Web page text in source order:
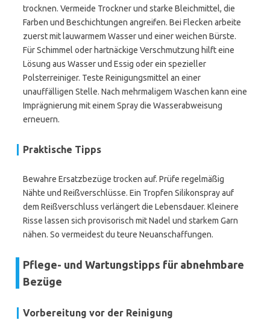
trocknen. Vermeide Trockner und starke Bleichmittel, die
Farben und Beschichtungen angreifen. Bei Flecken arbeite
zuerst mit lauwarmem Wasser und einer weichen Bürste.
Für Schimmel oder hartnäckige Verschmutzung hilft eine
Lösung aus Wasser und Essig oder ein spezieller
Polsterreiniger. Teste Reinigungsmittel an einer
unauffälligen Stelle. Nach mehrmaligem Waschen kann eine
Imprägnierung mit einem Spray die Wasserabweisung
erneuern.
Praktische Tipps
Bewahre Ersatzbezüge trocken auf. Prüfe regelmäßig
Nähte und Reißverschlüsse. Ein Tropfen Silikonspray auf
dem Reißverschluss verlängert die Lebensdauer. Kleinere
Risse lassen sich provisorisch mit Nadel und starkem Garn
nähen. So vermeidest du teure Neuanschaffungen.
Pflege- und Wartungstipps für abnehmbare
Bezüge
Vorbereitung vor der Reinigung